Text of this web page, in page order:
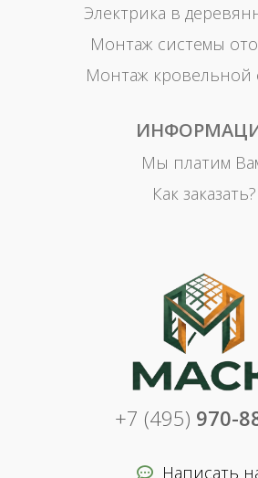
Электрика в
Монтаж системы
Монтаж кровельной
Мы платим
Как заказать?
+7 (495) 970-
Написать